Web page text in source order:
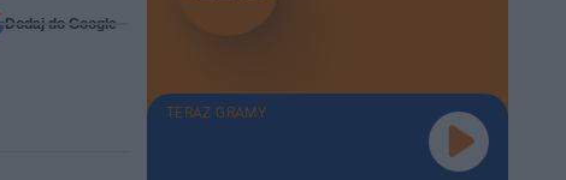
Dodaj do Google
TERAZ GRAMY